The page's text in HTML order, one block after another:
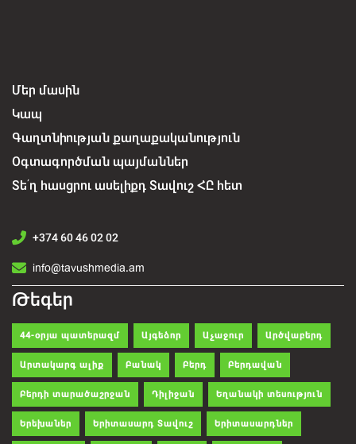
Մեր մասին
Կապ
Գաղտնիության քաղաքականություն
Օգտագործման պայմաններ
Տե՛ղ հասցրու ասելիքդ Տավուշ ՀԸ հետ
+374 60 46 02 02
info@tavushmedia.am
Թեգեր
44-օրյա պատերազմ Այգեձոր Աչաջուր Արծվաբերդ
Արտակարգ ալիք Բանակ Բերդ Բերդավան
Բերդի տարածաշրջան Դիլիջան Եղանակի տեսություն
Երեխաներ Երիտասարդ Տավուշ Երիտասարդներ